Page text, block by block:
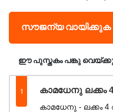
സൗജന്യ വായിക്കുക
ഈ പുസ്തകം പങ്കു
1 കാമധേനു ലക്കം 4
കാമധേനു - ലക്കം 4